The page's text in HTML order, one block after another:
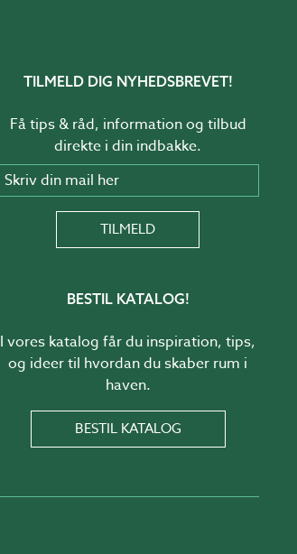
TILMELD DIG NYHEDSBREVET!
Få tips & råd, information og tilbud
direkte i din indbakke.
Skriv din mail her
TILMELD
BESTIL KATALOG!
I vores katalog får du inspiration, tips,
og ideer til hvordan du skaber rum i
haven.
BESTIL KATALOG